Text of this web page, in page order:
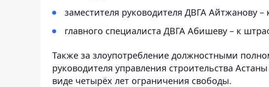
заместителя руководителя ДВГА Айтжанову
главного специалиста ДВГА Абишеву – к
Также за злоупотребление должностными
руководителя управления строительства
виде четырёх лет ограничения свободы.